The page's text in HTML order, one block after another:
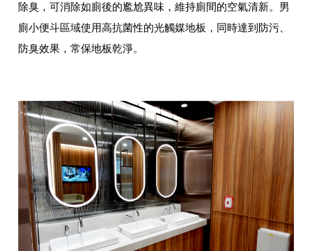
除臭，可消除如廁後的尷尬異味，維持廁間的空氣清新。男
廁小便斗區域使用高抗菌性的光觸媒地板，同時達到防污、
防臭效果，常保地板乾淨。